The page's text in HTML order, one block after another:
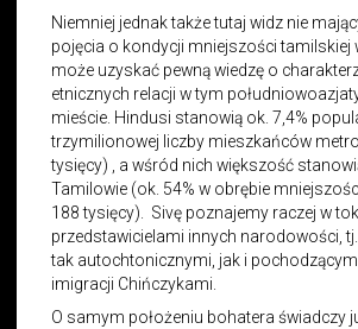
Niemniej jednak także tutaj widz nie
pojęcia o kondycji mniejszości tamilskiej
może uzyskać pewną wiedzę o
etnicznych relacji w tym
mieście. Hindusi stanowią ok. 7,4%
trzymilionowej liczby mieszkańców
tysięcy) , a wśród nich większość
Tamilowie (ok. 54% w obrębie
188 tysięcy). Sivę poznajemy raczej w
przedstawicielami innych narodowości,
tak autochtonicznymi, jak i
imigracji Chińczykami.
O samym położeniu bohatera świadczy